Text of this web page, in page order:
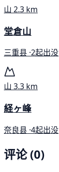
山 2.3 km
堂倉山
三重县 ·2起出没
山 3.3 km
経ヶ峰
奈良县 ·4起出没
评论 (0)